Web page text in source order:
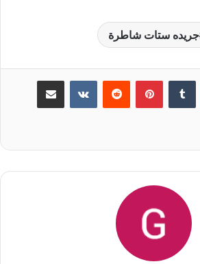
جريده ستات شاطرة
لينكدإن بينتيريست